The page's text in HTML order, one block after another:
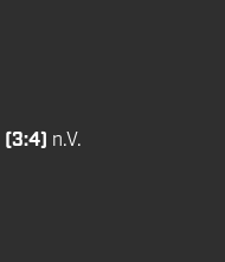
(3:4) n.V.